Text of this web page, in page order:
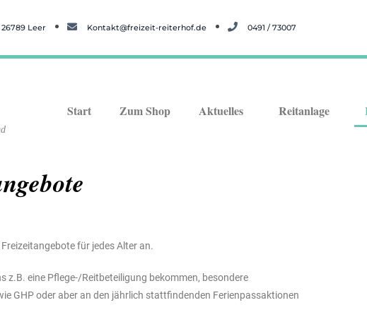
Leer Kontakt@freizeit-reiterhof.de 0491 / 73007
Start Zum Shop Aktuelles Reitanlage
für jedes Alter an.
z.B. eine Pflege-/Reitbeteiligung bekommen, besondere
GHP oder aber an den jährlich stattfindenden Ferienpassaktionen